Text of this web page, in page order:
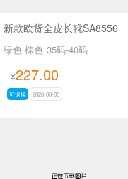
新款欧货全皮长靴SA8556
绿色 棕色 35码-40码
¥227.00
可退换 2026-08-08